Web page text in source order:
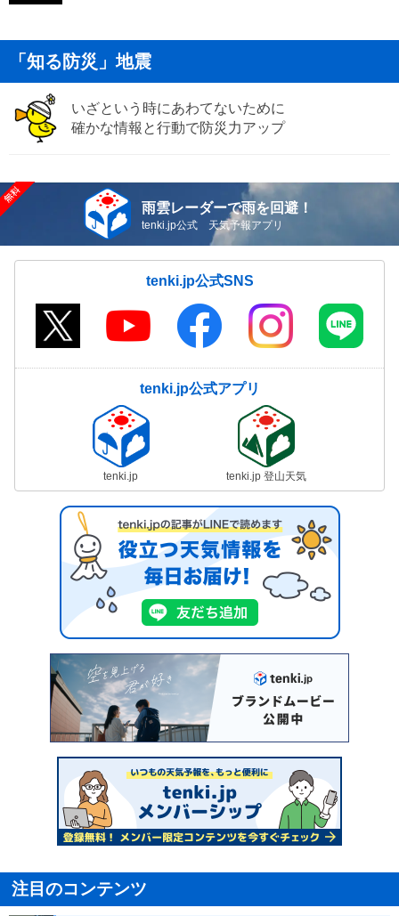
「知る防災」地震
いざという時にあわてないために
確かな情報と行動で防災力アップ
雨雲レーダーで雨を回避！
tenki.jp公式 天気予報アプリ
tenki.jp公式SNS
tenki.jp公式アプリ
tenki.jp tenki.jp 登山天気
注目のコンテンツ